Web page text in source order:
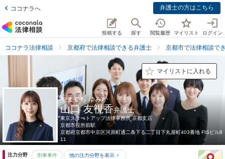
ココナラへ 弁護士の方はこちら
投稿する 探す 閲覧履歴 マイリスト ログイン
ココナラ法律相談 京都府で法律相談できる弁護士 京都市で法律相談で
マイリストに入れる
やまぐち ゆみか
山口 友視香弁護士
東京スタートアップ法律事務所 京都支店
京都市役所前駅
京都府京都市中京区河原町通二条下る二丁目下丸屋町403番地 FISビル8
11
注力分野 刑事事件 他の注力分野を表示